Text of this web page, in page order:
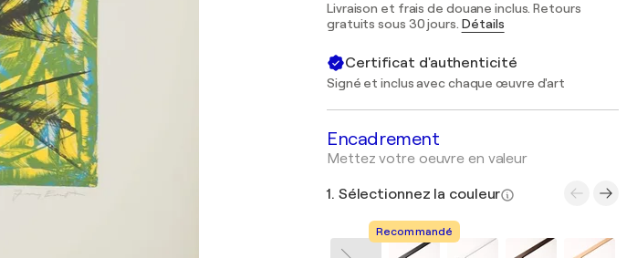
Livraison et frais de douane inclus. Retours
gratuits sous 30 jours. Détails
Certificat d'authenticité
Signé et inclus avec chaque œuvre d'art
Encadrement
Mettez votre oeuvre en valeur
1. Sélectionnez la couleur
Recommandé